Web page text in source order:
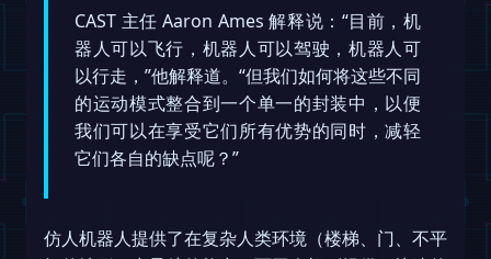
CAST 主任 Aaron Ames 解释说：“目前，机
器人可以飞行，机器人可以驾驶，机器人可
以行走，”他解释道。“但我们如何将这些不同
的运动模式整合到一个单一的封装中，以便
我们可以在享受它们所有优势的同时，减轻
它们各自的缺点呢？”
仿人机器人提供了在复杂人类环境（楼梯、门、不平